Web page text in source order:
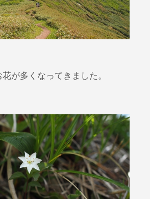
が多くなってきました。